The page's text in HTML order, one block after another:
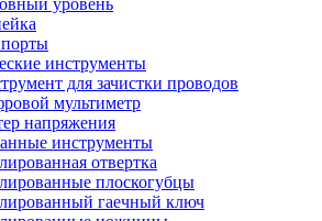
инструменты
для зачистки проводов
мультиметр
напряжения
инструменты
отвертка
плоскогубцы
гаечный ключ